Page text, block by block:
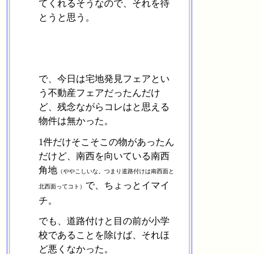
てくれるそうなので、それを待
とうと思う。
で、今日は宅地発見フェアとい
う不動産フェアだったんだけ
ど、残念ながらコレはと思える
物件は無かった。
1件だけそこそこの物があったん
だけど、南西を向いている南西
角地 （ややこしいな。つまり道路付けは南西面と
北西面ってコト） で、ちょっとイマイ
チ。
でも、道路付けと目の前が小学
校であることを除けば、それほ
ど悪くなかった。